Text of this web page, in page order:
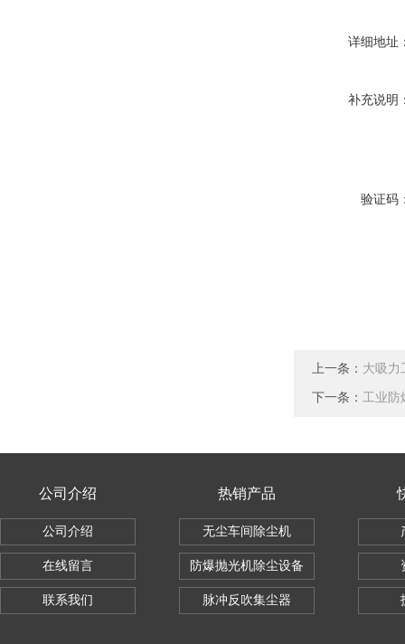
详细地址
补充说明
验证码
上一条： 大吸力
下一条： 工业防
公司介绍
公司介绍
在线留言
联系我们
热销产品
无尘车间除尘机
防爆抛光机除尘设备
脉冲反吹集尘器